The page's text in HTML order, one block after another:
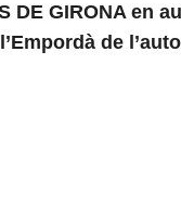
DE GIRONA en
de